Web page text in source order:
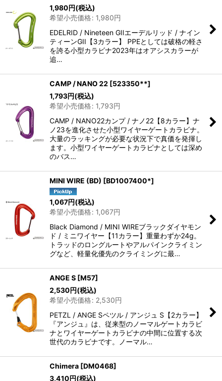
1,980円(税込)
希望小売価格: 1,980円
EDELRID / Nineteen GIIエーデルリッド / ナイン
ティーンGII【3カラー】 PPEとしては破格の軽さ
を誇る小型カラビナ2023年はオアシスカラーが
追…
CAMP / NANO 22 [523350**]
1,793円(税込)
希望小売価格: 1,793円
CAMP / NANO22カンプ / ナノ22【8カラー】ナ
ノ23を進化させた小型ワイヤーゲートカラビナ。
大量のラッキングが必要な状況下で真価を発揮し
ます。小型ワイヤーゲートカラビナとしては深め
のバス…
MINI WIRE (BD) [BD1007400*]
1,067円(税込)
希望小売価格: 1,067円
Black Diamond / MINI WIREブラックダイヤモン
ド / ミニワイヤー【11カラー】重量わずか24g。
トラッドのロングルートやアルパインクライミン
グなど、軽量化優先のクライミングに最…
ANGE S [M57]
2,530円(税込)
希望小売価格: 2,530円
PETZL / ANGE Sペツル / アンジュ S【2カラー】
『アンジュ』は、従来型のノーマルゲートカラビ
ナとワイヤーゲートカラビナの中間に位置する次
世代のカラビナです。ノーマル…
Chimera [DM0468]
3,410円(税込)